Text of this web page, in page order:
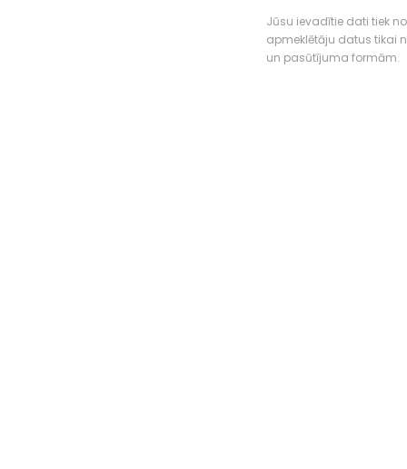
Jūsu ievadītie dati tiek
apmeklētāju datus tikai
un pasūtījuma formām.